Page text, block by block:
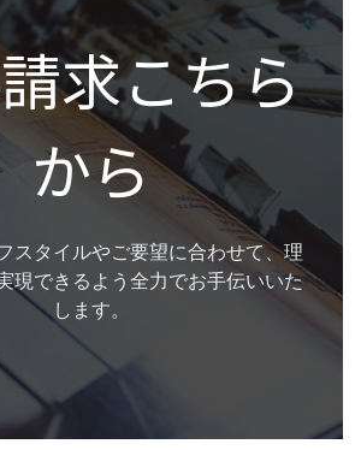
求こちら
から
スタイルやご要望に合わせて、理
現できるよう全力でお手伝いいた
します。